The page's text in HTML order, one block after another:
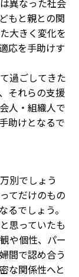
異なった社会
もと親との関
大きく変化を
応を手助けす
過ごしてきた
それらの支援
人・組織人で
助けとなるで
別でしょう
てだけのもの
るでしょう。
思っていたも
や個性、パー
間で認め合う
な関係性へと